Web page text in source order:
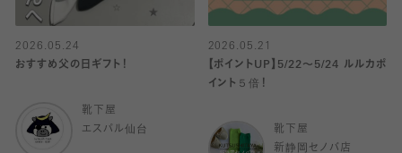
2026.05.24
おすすめ父の日ギフト！
靴下屋
エスパル仙台
2026.05.21
【ポイントUP】5/22〜5/24 ルルカポ
イント５倍！
靴下屋
新静岡セノバ店